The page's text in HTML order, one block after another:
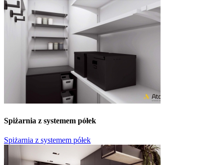
Spiżarnia z systemem półek
Spiżarnia z systemem półek